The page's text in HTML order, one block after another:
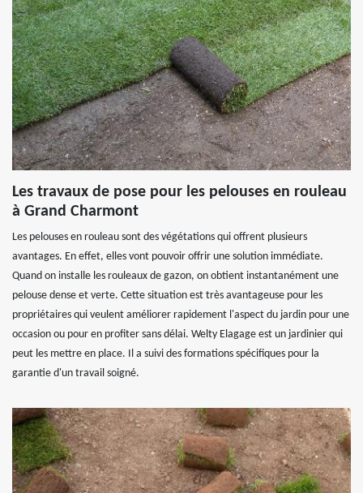
Les travaux de pose pour les pelouses en rouleau
à Grand Charmont
Les pelouses en rouleau sont des végétations qui offrent plusieurs
avantages. En effet, elles vont pouvoir offrir une solution immédiate.
Quand on installe les rouleaux de gazon, on obtient instantanément une
pelouse dense et verte. Cette situation est très avantageuse pour les
propriétaires qui veulent améliorer rapidement l'aspect du jardin pour une
occasion ou pour en profiter sans délai. Welty Elagage est un jardinier qui
peut les mettre en place. Il a suivi des formations spécifiques pour la
garantie d'un travail soigné.